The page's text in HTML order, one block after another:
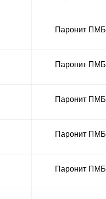
Паронит ПМБ
Паронит ПМБ
Паронит ПМБ
Паронит ПМБ
Паронит ПМБ